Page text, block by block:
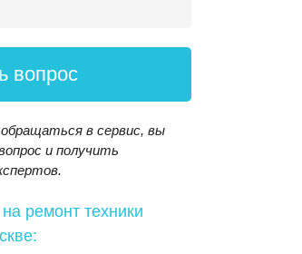
вопрос
в сервис, вы
и получить
ремонт техники